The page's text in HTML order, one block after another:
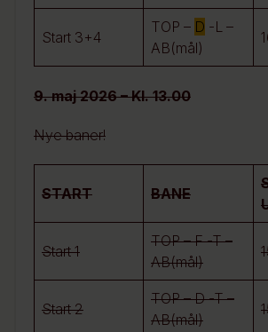
Start 3+4
TOP – D -L –
AB(mål)
9. maj 2026 – Kl. 13.00
Nye baner!
START BANE
Start 1
TOP – F -T –
AB(mål)
Start 2
TOP – D -T –
AB(mål)